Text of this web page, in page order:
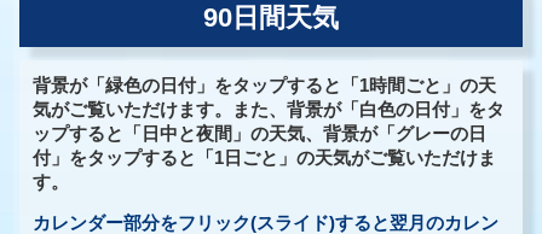
90日間天気
背景が「緑色の日付」をタップすると「1時間ごと」の天
気がご覧いただけます。また、背景が「白色の日付」をタ
ップすると「日中と夜間」の天気、背景が「グレーの日
付」をタップすると「1日ごと」の天気がご覧いただけま
す。
カレンダー部分をフリック(スライド)すると翌月のカレン